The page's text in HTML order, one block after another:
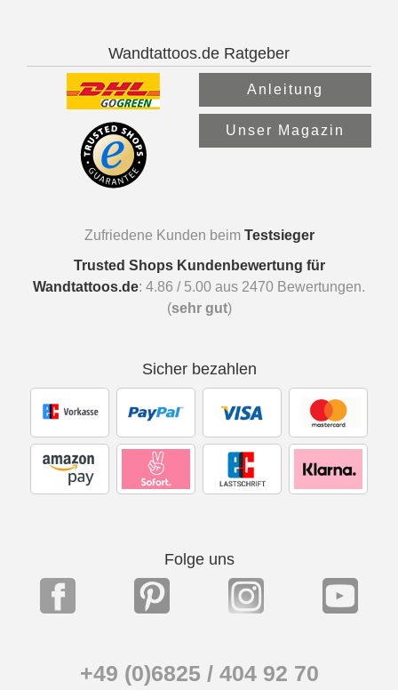
Wandtattoos.de Ratgeber
Anleitung
Unser Magazin
Zufriedene Kunden beim Testsieger
Trusted Shops Kundenbewertung für
Wandtattoos.de: 4.86 / 5.00 aus 2470 Bewertungen.
(sehr gut)
Sicher bezahlen
Folge uns
+49 (0)6825 / 404 92 70